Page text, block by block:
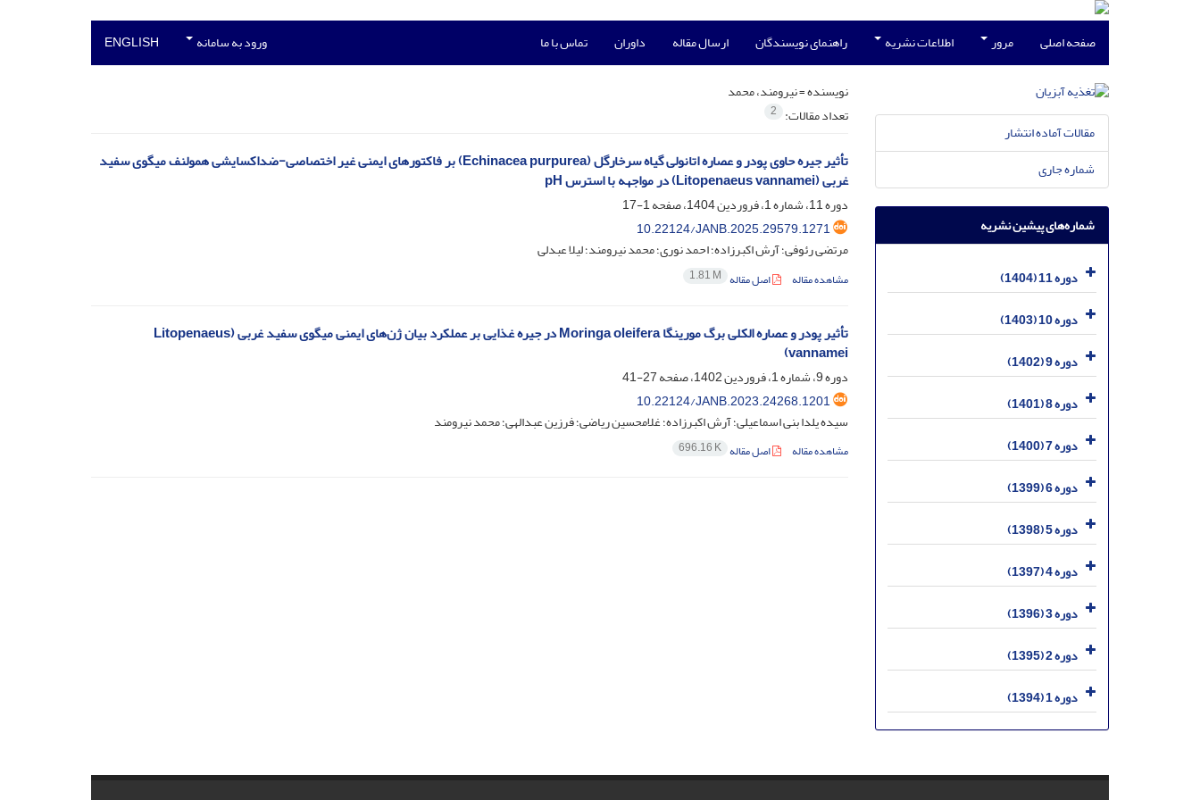
صفحه اصلی مرور اطلاعات نشریه راهنمای نویسندگان ارسال مقاله داوران تماس با ما ورود به سامانه ENGLISH
نویسنده =نیرومند، محمد
تعداد مقالات: 2
تأثیر جیره حاوی پودر و عصاره اتانولی گیاه سرخارگل (Echinacea purpurea) بر فاکتورهای ایمنی غیر اختصاصی-ضداکسایشی همولنف میگوی سفید
غربی (Litopenaeus vannamei) در مواجهه با استرس pH
دوره 11، شماره 1، فروردین 1404، صفحه
1-17
10.22124/JANB.2025.29579.1271
مرتضی رئوفی؛ آرش اکبرزاده؛ احمد نوری؛ محمد نیرومند؛ لیلا عبدلی
مشاهده مقاله اصل مقاله 1.81 M
تأثیر پودر و عصاره الکلی برگ مورینگا Moringa oleifera در جیره غذایی بر عملکرد بیان ژن‌های ایمنی میگوی سفید غربی (Litopenaeus
vannamei)
دوره 9، شماره 1، فروردین 1402، صفحه
27-41
10.22124/JANB.2023.24268.1201
سیده یلدا بنی اسماعیلی؛ آرش اکبرزاده؛ غلامحسین ریاضی؛ فرزین عبدالهی؛ محمد نیرومند
مشاهده مقاله اصل مقاله 696.16 K
مقالات آماده انتشار
شماره جاری
شماره‌های پیشین نشریه
دوره 11 (1404)
دوره 10 (1403)
دوره 9 (1402)
دوره 8 (1401)
دوره 7 (1400)
دوره 6 (1399)
دوره 5 (1398)
دوره 4 (1397)
دوره 3 (1396)
دوره 2 (1395)
دوره 1 (1394)